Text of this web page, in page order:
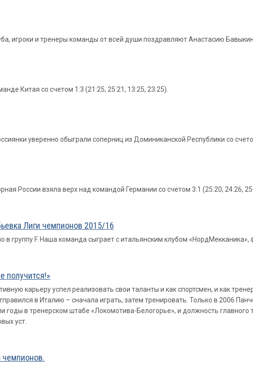
игроки и тренеры команды от всей души поздравляют Анастасию
Китая со счетом 1:3 (21:25, 25:21, 13:25, 23:25).
уверенно обыграли соперниц из Доминиканской Республики со
России взяла верх над командой Германии со счетом 3:1 (25:20, 24:26,
Лиги чемпионов 2015/16
в группу F. Наша команда сыграет с итальянским клубом
получится!»
карьеру успел реализовать свои таланты и как спортсмен, и как
в Италию – сначала играть, затем тренировать. Только в 2006
годы в тренерском штабе «Локомотива-Белогорье», и должность главного
уст.
чемпионов.